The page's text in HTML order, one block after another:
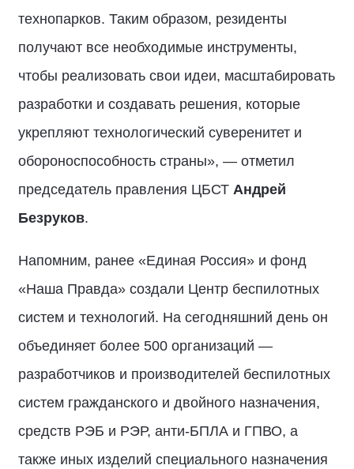
технопарков. Таким образом, резиденты
получают все необходимые инструменты,
чтобы реализовать свои идеи, масштабировать
разработки и создавать решения, которые
укрепляют технологический суверенитет и
обороноспособность страны», — отметил
председатель правления ЦБСТ Андрей
Безруков.
Напомним, ранее «Единая Россия» и фонд
«Наша Правда» создали Центр беспилотных
систем и технологий. На сегодняшний день он
объединяет более 500 организаций —
разработчиков и производителей беспилотных
систем гражданского и двойного назначения,
средств РЭБ и РЭР, анти-БПЛА и ГПВО, а
также иных изделий специального назначения